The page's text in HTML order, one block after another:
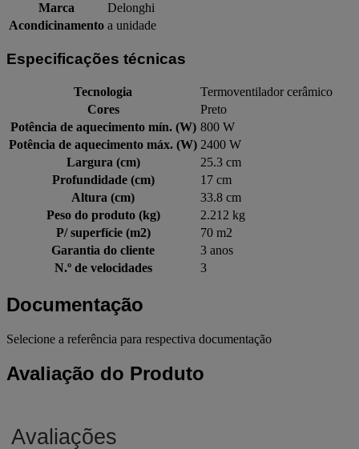
Marca
Delonghi
Acondicinamento a unidade
Especificações técnicas
Tecnologia
Termoventilador cerâmico
Cores
Preto
Potência de aquecimento mín. (W) 800 W
Potência de aquecimento máx. (W) 2400 W
Largura (cm)
25.3 cm
Profundidade (cm)
17 cm
Altura (cm)
33.8 cm
Peso do produto (kg)
2.212 kg
P/ superfície (m2)
70 m2
Garantia do cliente
3 anos
N.º de velocidades
3
Documentação
Selecione a referência para respectiva documentação
Avaliação do Produto